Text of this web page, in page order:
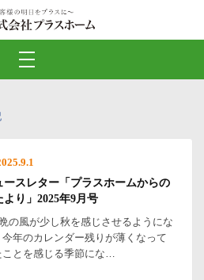
ースレター「プラスホームからの
より」2025年9月号
の風が少し秋を感じさせるようにな
今年のカレンダー残りが薄くなって
ことを感じる季節にな…